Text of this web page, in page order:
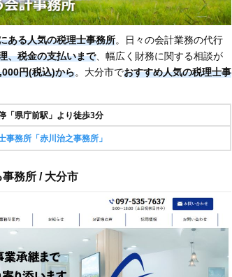
ある人気の税理士事務所。日々の会計業務の代行
、税金の支払いまで、幅広く財務に関する相談が
円(税込)から。大分市でおすすめ人気の税理士事
「県庁前駅」より徒歩3分
事務所「赤川治之事務所」
務所 / 大分市